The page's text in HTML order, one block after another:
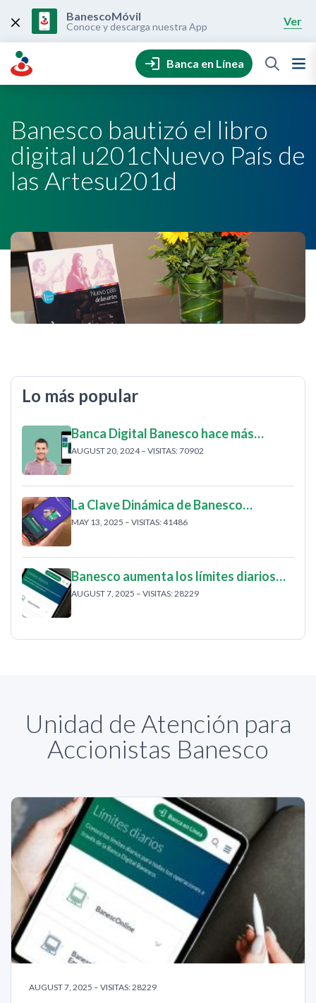
content
BanescoMóvil
Conoce y descarga nuestra App Ver
Banca en Línea
Banesco bautizó el libro
digital u201cNuevo País de
las Artesu201d
Lo más popular
Banca Digital Banesco hace más…
AUGUST 20, 2024 – VISITAS: 70902
La Clave Dinámica de Banesco…
MAY 13, 2025 – VISITAS: 41486
Banesco aumenta los límites diarios…
AUGUST 7, 2025 – VISITAS: 28229
Unidad de Atención para
Accionistas Banesco
AUGUST 7, 2025 – VISITAS: 28229